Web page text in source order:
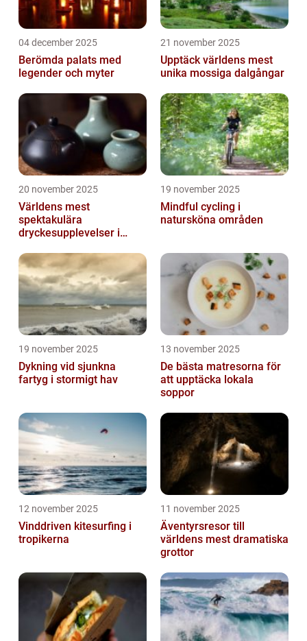
04 december 2025
Berömda palats med
legender och myter
21 november 2025
Upptäck världens mest
unika mossiga dalgångar
20 november 2025
Världens mest
spektakulära
dryckesupplevelser i
19 november 2025
Mindful cycling i
natursköna områden
19 november 2025
Dykning vid sjunkna
fartyg i stormigt hav
13 november 2025
De bästa matresorna för
att upptäcka lokala
soppor
12 november 2025
Vinddriven kitesurfing i
tropikerna
11 november 2025
Äventyrsresor till
världens mest dramatiska
grottor